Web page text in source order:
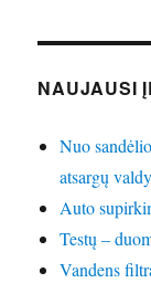
NAUJAUSI
Nuo
atsargų
Auto
Testų –
Vandens